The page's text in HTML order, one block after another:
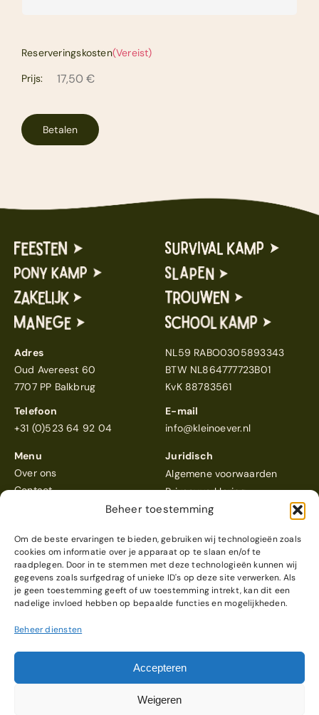
Beheer toestemming
Om de beste ervaringen te bieden, gebruiken wij technologieën zoals
cookies om informatie over je apparaat op te slaan en/of te
raadplegen. Door in te stemmen met deze technologieën kunnen wij
gegevens zoals surfgedrag of unieke ID's op deze site verwerken. Als
je geen toestemming geeft of uw toestemming intrekt, kan dit een
nadelige invloed hebben op bepaalde functies en mogelijkheden.
Beheer diensten
Accepteren
Weigeren
Reserveringskosten(Vereist)
Prijs:
Betalen
Adres
Oud Avereest 60
7707 PP Balkbrug
NL59 RABO0305893343
BTW NL864777723B01
KvK 88783561
Telefoon
+31 (0)523 64 92 04
E-mail
info@kleinoever.nl
Menu
Over ons
Contact
Juridisch
Algemene voorwaarden
Privacyverklaring
Klein Oeverscoort een 4,6
Reviews bekijken
Webdesign & realisatie